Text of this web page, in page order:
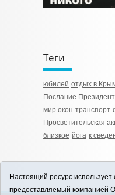
Теги
юбилей отдых в
Послание
мир окон транспорт
Просветительская
близкое йога к
Настоящий ресурс
предоставляемый компанией